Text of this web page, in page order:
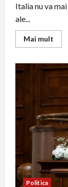
Italia nu va
ale...
Mai mult
more
să
lui
de
Politica